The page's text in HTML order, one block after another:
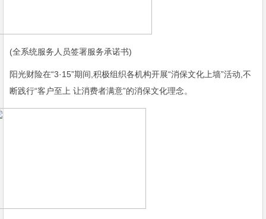
(全系统服务人员签署服务承诺书)
阳光财险在“3·15”期间,积极组织各机构开展“消保文化上墙”活动,不
断践行“客户至上 让消费者满意”的消保文化理念。